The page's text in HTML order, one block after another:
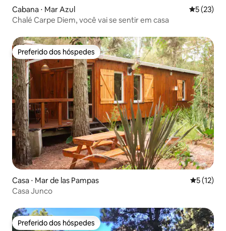
Cabana ⋅ Mar Azul 5 de uma
5 (23)
Chalé Carpe Diem, você vai se sentir em casa
Preferido dos hóspedes
Preferido dos hóspedes
Casa ⋅ Mar de las Pampas 5 de uma
5 (12)
Casa Junco
Preferido dos hóspedes
Preferido dos hóspedes